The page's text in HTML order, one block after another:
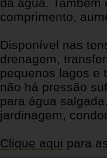
comprimento,
Disponível nas
drenagem,
pequenos lagos e
não há pressão
para água
jardinagem,
Clique aqui para